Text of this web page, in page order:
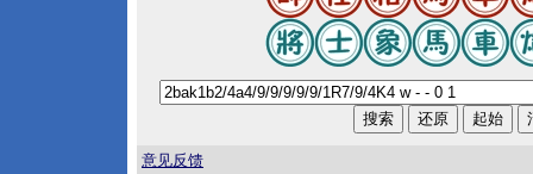
意见反馈